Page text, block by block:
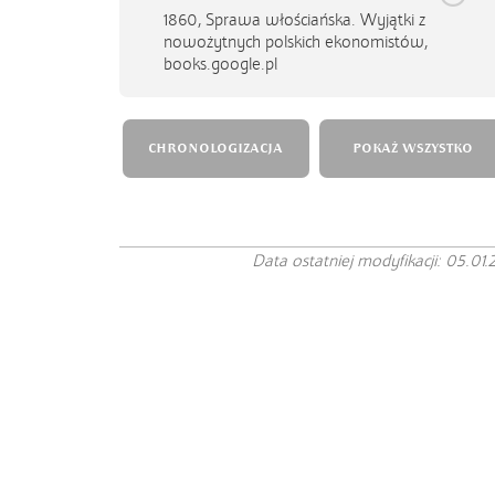
1860, Sprawa włościańska. Wyjątki z
nowożytnych polskich ekonomistów,
books.google.pl
CHRONOLOGIZACJA POKAŻ WSZYSTKO
Data ostatniej modyfikacji: